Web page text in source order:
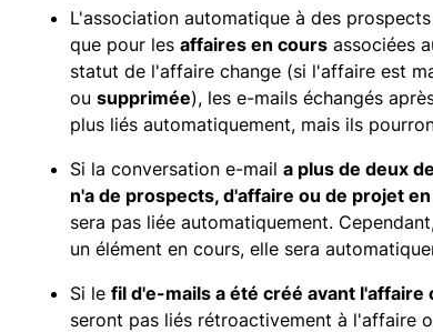
L'association automatique à des
que pour les affaires en cours associées
statut de l'affaire change (si l'affaire est
ou supprimée), les e-mails échangés
plus liés automatiquement, mais ils
Si la conversation e-mail a plus de deux
n'a de prospects, d'affaire ou de projet
sera pas liée automatiquement.
un élément en cours, elle sera
Si le fil d'e-mails a été créé avant l'affaire
seront pas liés rétroactivement à l'affaire